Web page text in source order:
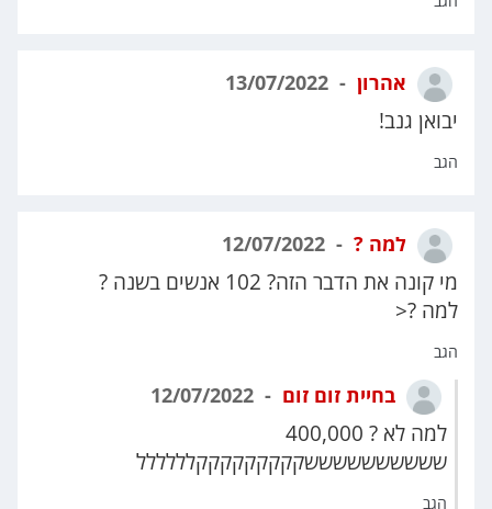
אהרון
יבואן גנב!
הגב
למה ?
מי קונה את הדבר הזה? 102 אנשים בשנה ?
למה ?<
הגב
בחיית זום זום
למה לא ? 400,000
ששששששששששקקקקקקקקקלללללל
הגב